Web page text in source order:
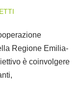
Regione Emilia-
è coinvolgere